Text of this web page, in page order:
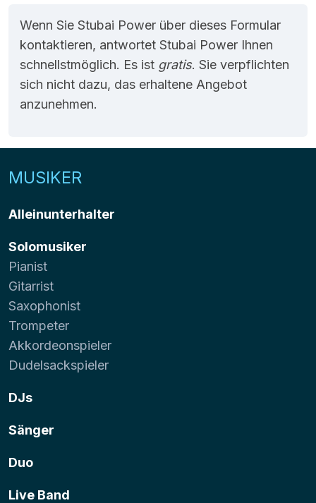
Wenn Sie Stubai Power über dieses Formular
kontaktieren, antwortet Stubai Power Ihnen
schnellstmöglich. Es ist gratis. Sie verpflichten
sich nicht dazu, das erhaltene Angebot
anzunehmen.
MUSIKER
Alleinunterhalter
Solomusiker
Pianist
Gitarrist
Saxophonist
Trompeter
Akkordeonspieler
Dudelsackspieler
DJs
Sänger
Duo
Live Band